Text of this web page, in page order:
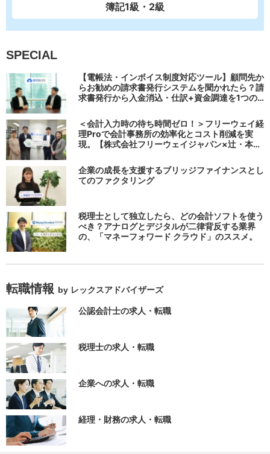
簿記1級・2級
SPECIAL
【電帳法・インボイス制度対応ツール】顧問先か
らお勧めの請求書発行システムを聞かれたら？請
求書発行から入金消込・仕訳+資金調達を1つの
＜会計入力時の待ち時間ゼロ！＞フリーウェイ経
理Proで会計事務所の効率化とコスト削減を実
現。【株式会社フリーウェイジャパン×辻・本郷
企業の成長を支援するブリッジファイナンスとし
てのファクタリング
税理士として独立したら、どの会計ソフトを使う
べき？アナログとデジタルが二律背反する業界
の、「マネーフォワード クラウド」のススメ。
転職情報 by レックスアドバイザーズ
公認会計士の求人・転職
税理士の求人・転職
企業への求人・転職
経理・財務の求人・転職